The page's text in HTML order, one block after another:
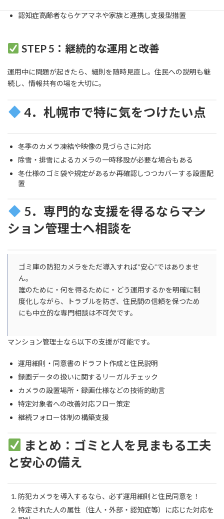
認知症高齢者ならケアマネや家族と連携し支援型措置
STEP 5：継続的な運用と改善
運用中に問題が起きたら、細則を随時見直し。住民への説明も継
続し、情報共有の場を大切に。
4．札幌市で特に気をつけたい点
冬季のカメラ凍結や映像の見づらさに対応
除雪・排雪によるカメラの一時移設が必要な場合もある
冬仕様のゴミ袋や規定があるか再確認しつつカバーする設置配
置
5．専門的な支援を得るなら――マン
ション管理士へ相談を
ゴミ庫の防犯カメラをただ導入すれば“安心”ではありませ
ん。
誰のために・何を得るために・どう運用するかを明確に制
度化しながら、トラブルを防ぎ、住民間の信頼を保つため
にも中立的な専門相談は不可欠です。
マンション管理士なら以下の支援が可能です。
運用細則・同意書のドラフト作成と住民説明
録画データの扱いに関するリーガルチェック
カメラの設置場所・録画仕様などの技術的助言
特定対象者への改善対応フロー策定
継続フォロー体制の構築支援
まとめ：ゴミと人を見まもる工夫
と安心の備え
防犯カメラを導入するなら、必ず運用細則と住民同意を！
特定された人の属性（住人・外部・認知症等）に応じた対応を